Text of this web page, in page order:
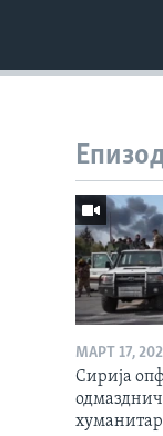
МАРТ 17,
Сирија